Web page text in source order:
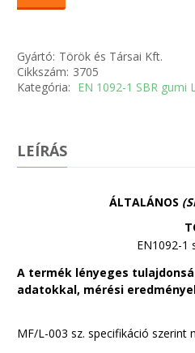
Gyártó: Török és Társai Kft.
Cikkszám: 3705
Kategória: EN 1092-1 SBR gumi
LEÍRÁS
ÁLTALÁNOS
EN1092-1
A termék lényeges
adatokkal, mérési
MF/L-003 sz. specifikáció szerint